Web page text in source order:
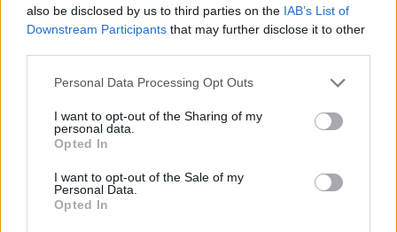
also be disclosed by us to third parties on the IAB’s List of
Downstream Participants that may further disclose it to other
Personal Data Processing Opt Outs
I want to opt-out of the Sharing of my
personal data.
Opted In
I want to opt-out of the Sale of my
Personal Data.
Opted In
Codycross Studi televisivi soluzioni
Codycross Casa Dolce Casa soluzioni
Codycross In crociera soluzioni
Codycross Grecia soluzioni
soluzioni
Codycross Viaggio in Treno soluzioni